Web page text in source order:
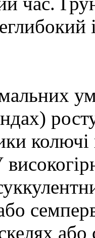
скелях